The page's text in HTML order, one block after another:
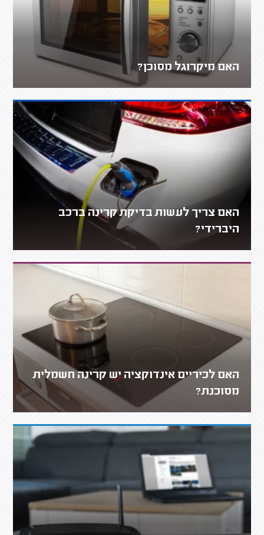
האם מיקרוגל מסוכן?
האם צריך לעשות בדיקת קרינה ברכב
היברידי?
האם לכיריים אינדוקציה יש קרינה חשמלית
מסוכנת?